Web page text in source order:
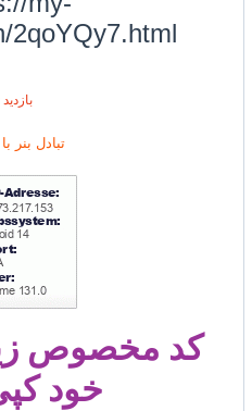
2qoYQy7.html
بازديد
کد مخصوص
خود